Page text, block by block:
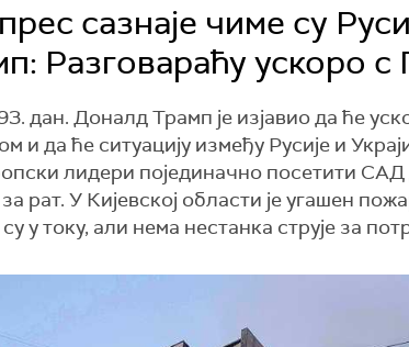
сазнаје чиме су
Разговараћу ускоро
дан. Доналд Трамп је изјавио да ће
и да ће ситуацију између Русије и
лидери појединачно посетити
рат. У Кијевској области је угашен
у току, али нема нестанка струје за